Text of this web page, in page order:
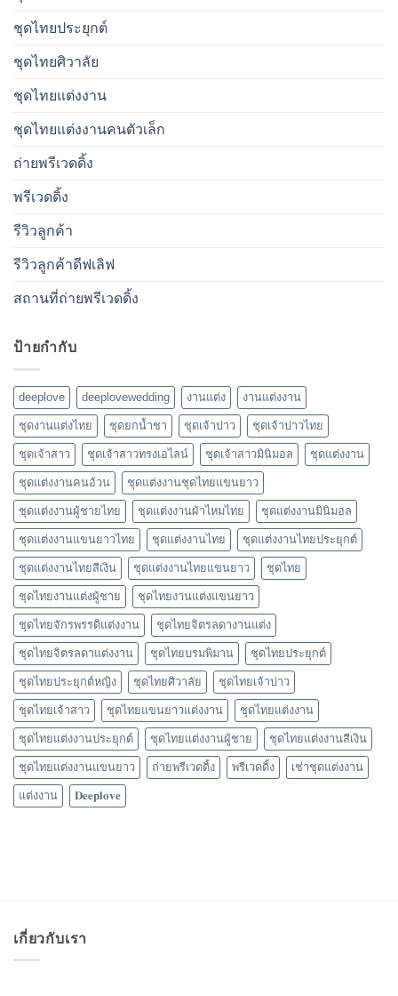
ชุดไทยประยุกต์
ชุดไทยศิวาลัย
ชุดไทยแต่งงาน
ชุดไทยแต่งงานคนตัวเล็ก
ถ่ายพรีเวดดิ้ง
พรีเวดดิ้ง
รีวิวลูกค้า
รีวิวลูกค้าดีฟเลิฟ
สถานที่ถ่ายพรีเวดดิ้ง
ป้ายกำกับ
deeplove deeplovewedding งานแต่ง งานแต่งงาน
ชุดงานแต่งไทย ชุดยกน้ำชา ชุดเจ้าบ่าว ชุดเจ้าบ่าวไทย
ชุดเจ้าสาว ชุดเจ้าสาวทรงเอไลน์ ชุดเจ้าสาวมินิมอล ชุดแต่งงาน
ชุดแต่งงานคนอ้วน ชุดแต่งงานชุดไทยแขนยาว
ชุดแต่งงานผู้ชายไทย ชุดแต่งงานผ้าไหมไทย ชุดแต่งงานมินิมอล
ชุดแต่งงานแขนยาวไทย ชุดแต่งงานไทย ชุดแต่งงานไทยประยุกต์
ชุดแต่งงานไทยสีเงิน ชุดแต่งงานไทยแขนยาว ชุดไทย
ชุดไทยงานแต่งผู้ชาย ชุดไทยงานแต่งแขนยาว
ชุดไทยจักรพรรดิแต่งงาน ชุดไทยจิตรลดางานแต่ง
ชุดไทยจิตรลดาแต่งงาน ชุดไทยบรมพิมาน ชุดไทยประยุกต์
ชุดไทยประยุกต์หญิง ชุดไทยศิวาลัย ชุดไทยเจ้าบ่าว
ชุดไทยเจ้าสาว ชุดไทยแขนยาวแต่งงาน ชุดไทยแต่งงาน
ชุดไทยแต่งงานประยุกต์ ชุดไทยแต่งงานผู้ชาย ชุดไทยแต่งงานสีเงิน
ชุดไทยแต่งงานแขนยาว ถ่ายพรีเวดดิ้ง พรีเวดดิ้ง เช่าชุดแต่งงาน
แต่งงาน 𝐃𝐞𝐞𝐩𝐥𝐨𝐯𝐞
เกี่ยวกับเรา